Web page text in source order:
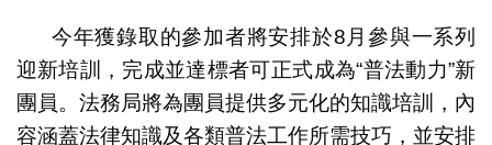
今年獲錄取的參加者將安排於8月參與一系列
迎新培訓，完成並達標者可正式成為“普法動力”新
團員。法務局將為團員提供多元化的知識培訓，內
容涵蓋法律知識及各類普法工作所需技巧，並安排